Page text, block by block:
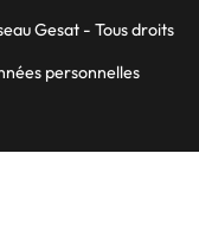
Gesat - Tous droits
personnelles